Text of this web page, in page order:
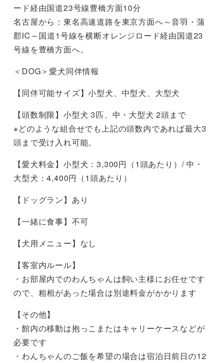
ード経由国道23号線豊橋方面10分
名古屋から：東名高速道路を東京方面へ～音羽・蒲
郡IC～国道1号線を横断オレンジロード経由国道23
号線を豊橋方面へ。
＜DOG＞愛犬同伴情報
【同伴可能サイズ】小型犬、中型犬、大型犬
【頭数制限】小型犬 3匹、中・大型犬 2頭まで
※どのような組合せでも上記の頭数内であれば最大3
頭まで受け入れ可能。
【愛犬料金】小型犬：3,300円（1頭あたり）/ 中・
大型犬：4,400円（1頭あたり）
【ドッグラン】あり
【一緒に食事】不可
【犬用メニュー】なし
【客室内ルール】
・お部屋内でのわんちゃんは飼い主様にお任せです
ので、粗相があった場合は別途料金がかかります
【その他】
・館内の移動は抱っこまたはキャリーケースなどが
必要です
・わんちゃんのご飯を希望の場合は宿泊日前日の12